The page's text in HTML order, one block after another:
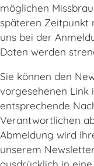
möglichen
späteren Zeitpunkt
uns bei der
Daten werden
Sie können den
vorgesehenen Link
entsprechende
Verantwortlichen
Abmeldung wird
unserem